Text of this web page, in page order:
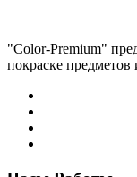
"Color-Premium"
покраске предметов